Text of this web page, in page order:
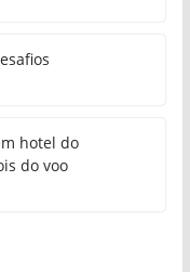
hotel do
do voo